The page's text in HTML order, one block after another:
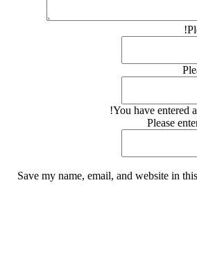
You have entered
Please
Save my name, email, and website in